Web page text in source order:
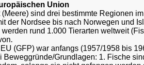
Union
sind drei bestimmte Regionen
der Nordsee bis nach Norwegen und
rund 1.000 Tierarten weltweit
(GFP) war anfangs (1957/1958 bis
Beweggründe/Grundlagen: 1. Fische